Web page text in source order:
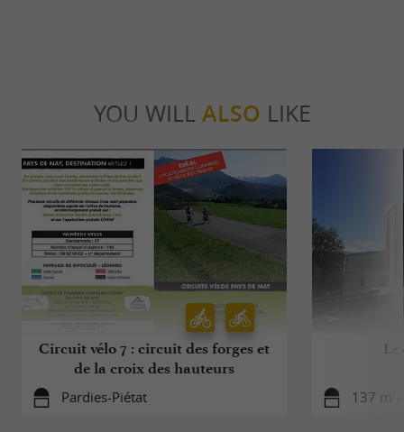
YOU WILL ALSO LIKE
Circuit vélo 7 : circuit des forges et
de la croix des hauteurs
Pardies-Piétat 137 m -